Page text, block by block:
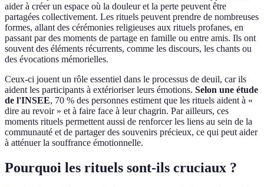
aider à créer un espace où la douleur et la perte peuvent être
partagées collectivement. Les rituels peuvent prendre de nombreuses
formes, allant des cérémonies religieuses aux rituels profanes, en
passant par des moments de partage en famille ou entre amis. Ils ont
souvent des éléments récurrents, comme les discours, les chants ou
des évocations mémorielles.
Ceux-ci jouent un rôle essentiel dans le processus de deuil, car ils
aident les participants à extérioriser leurs émotions. Selon une étude
de l'INSEE, 70 % des personnes estiment que les rituels aident à «
dire au revoir » et à faire face à leur chagrin. Par ailleurs, ces
moments rituels permettent aussi de renforcer les liens au sein de la
communauté et de partager des souvenirs précieux, ce qui peut aider
à atténuer la souffrance émotionnelle.
Pourquoi les rituels sont-ils cruciaux ?